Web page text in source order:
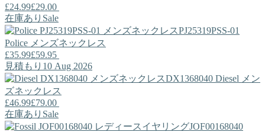
£24.99£29.00
在庫あり Sale
PJ25319PSS-01
Police メンズネックレス
£35.99£59.95
見積もり10 Aug 2026
DX1368040 Diesel メン
ズネックレス
£46.99£79.00
在庫あり Sale
JOF00168040